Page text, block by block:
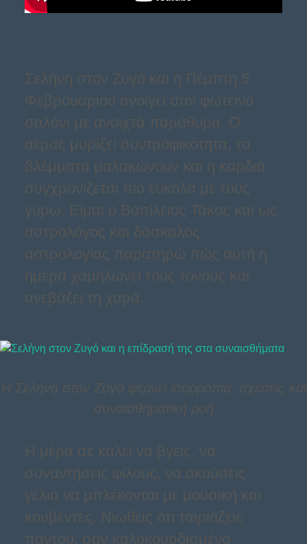
Σελήνη στον Ζυγό και η Πέμπτη 5
Φεβρουαρίου ανοίγει σαν φωτεινό
σαλόνι με ανοιχτά παράθυρα. Ο
αέρας μυρίζει συντροφικότητα, τα
βλέμματα μαλακώνουν και η καρδιά
συγχρονίζεται πιο εύκολα με τους
γύρω. Είμαι ο Βασίλειος Τάκος και ως
αστρολόγος και δάσκαλος
αστρολογίας παρατηρώ πώς αυτή η
ημέρα χαμηλώνει τους τόνους και
ανεβάζει τη χαρά.
Η Σελήνη στον Ζυγό φέρνει ισορροπία, σχέσεις και
συναισθηματική ροή
Η μέρα σε καλεί να βγεις, να
συναντήσεις φίλους, να ακούσεις
γέλια να μπλέκονται με μουσική και
κουβέντες. Νιώθεις ότι ταιριάζεις
παντού, σαν καλοκουρδισμένο